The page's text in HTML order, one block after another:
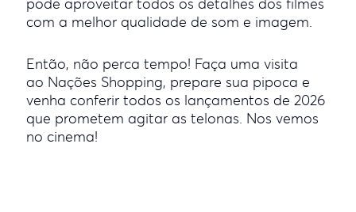
pode aproveitar todos os detalhes dos filmes
com a melhor qualidade de som e imagem.
Então, não perca tempo! Faça uma visita
ao Nações Shopping, prepare sua pipoca e
venha conferir todos os lançamentos de 2026
que prometem agitar as telonas. Nos vemos
no cinema!